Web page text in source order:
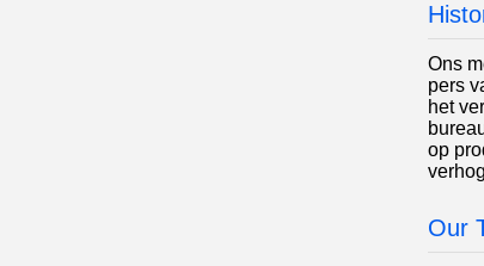
Ons
pers
het
op
Our